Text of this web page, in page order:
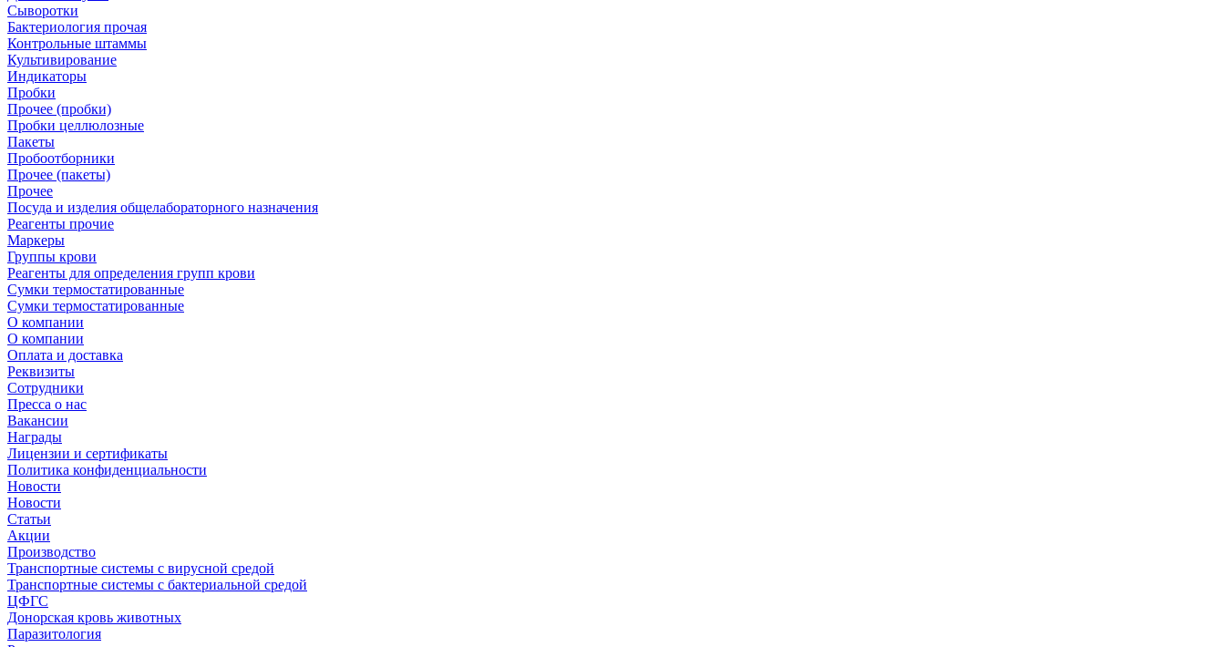
Сыворотки
Бактериология прочая
Контрольные штаммы
Культивирование
Индикаторы
Пробки
Прочее (пробки)
Пробки целлюлозные
Пакеты
Пробоотборники
Прочее (пакеты)
Прочее
Посуда и изделия общелабораторного назначения
Реагенты прочие
Маркеры
Группы крови
Реагенты для определения групп крови
Сумки термостатированные
Сумки термостатированные
О компании
О компании
Оплата и доставка
Реквизиты
Сотрудники
Пресса о нас
Вакансии
Награды
Лицензии и сертификаты
Политика конфиденциальности
Новости
Новости
Статьи
Акции
Производство
Транспортные системы с вирусной средой
Транспортные системы с бактериальной средой
ЦФГС
Донорская кровь животных
Паразитология